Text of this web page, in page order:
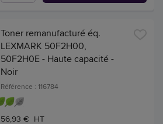
Toner remanufacturé éq.
LEXMARK 50F2H00,
50F2H0E - Haute capacité -
Noir
Référence : 116784
56,93 € HT